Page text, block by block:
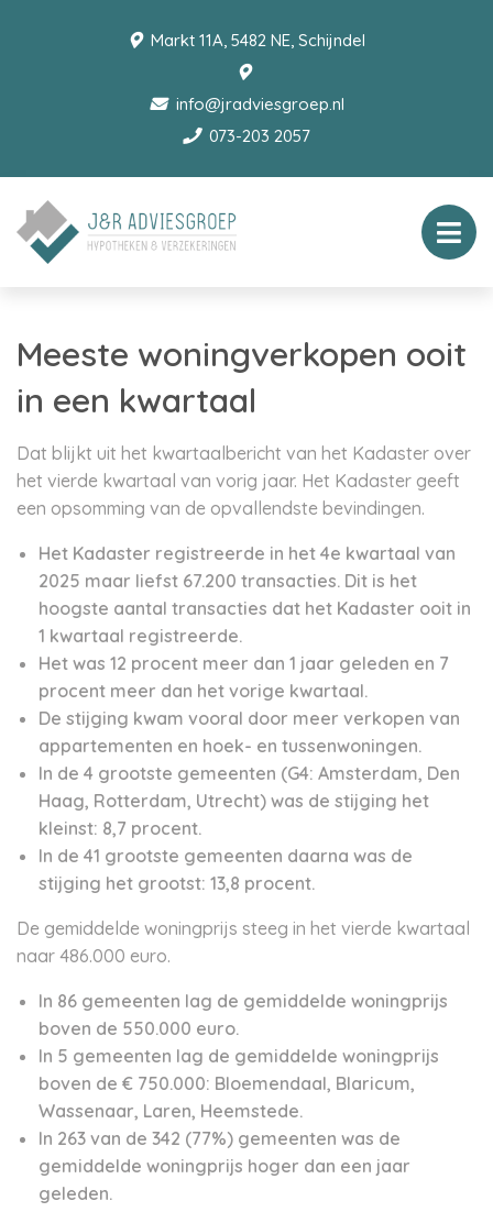
Markt 11A, 5482 NE, Schijndel
info@jradviesgroep.nl
073-203 2057
Meeste woningverkopen ooit
in een kwartaal
Dat blijkt uit het kwartaalbericht van het Kadaster over
het vierde kwartaal van vorig jaar. Het Kadaster geeft
een opsomming van de opvallendste bevindingen.
Het Kadaster registreerde in het 4e kwartaal van
2025 maar liefst 67.200 transacties. Dit is het
hoogste aantal transacties dat het Kadaster ooit in
1 kwartaal registreerde.
Het was 12 procent meer dan 1 jaar geleden en 7
procent meer dan het vorige kwartaal.
De stijging kwam vooral door meer verkopen van
appartementen en hoek- en tussenwoningen.
In de 4 grootste gemeenten (G4: Amsterdam, Den
Haag, Rotterdam, Utrecht) was de stijging het
kleinst: 8,7 procent.
In de 41 grootste gemeenten daarna was de
stijging het grootst: 13,8 procent.
De gemiddelde woningprijs steeg in het vierde kwartaal
naar 486.000 euro.
In 86 gemeenten lag de gemiddelde woningprijs
boven de 550.000 euro.
In 5 gemeenten lag de gemiddelde woningprijs
boven de € 750.000: Bloemendaal, Blaricum,
Wassenaar, Laren, Heemstede.
In 263 van de 342 (77%) gemeenten was de
gemiddelde woningprijs hoger dan een jaar
geleden.